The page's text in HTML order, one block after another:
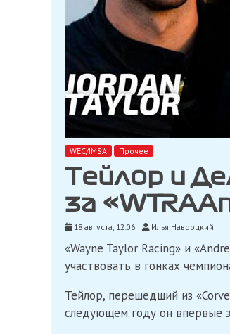
WEC/IMSA Прочее
Тейлор и
за
18 августа, 12:06 Илья Навроцкий
«Wayne Taylor Racing» и
участвовать в гонках
Тейлор, перешедший из
следующем году он впервые